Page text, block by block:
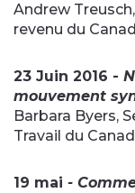
Andrew
revenu du
23 Juin 2016 -
mouvement
Barbara Byers,
Travail du
19 mai -